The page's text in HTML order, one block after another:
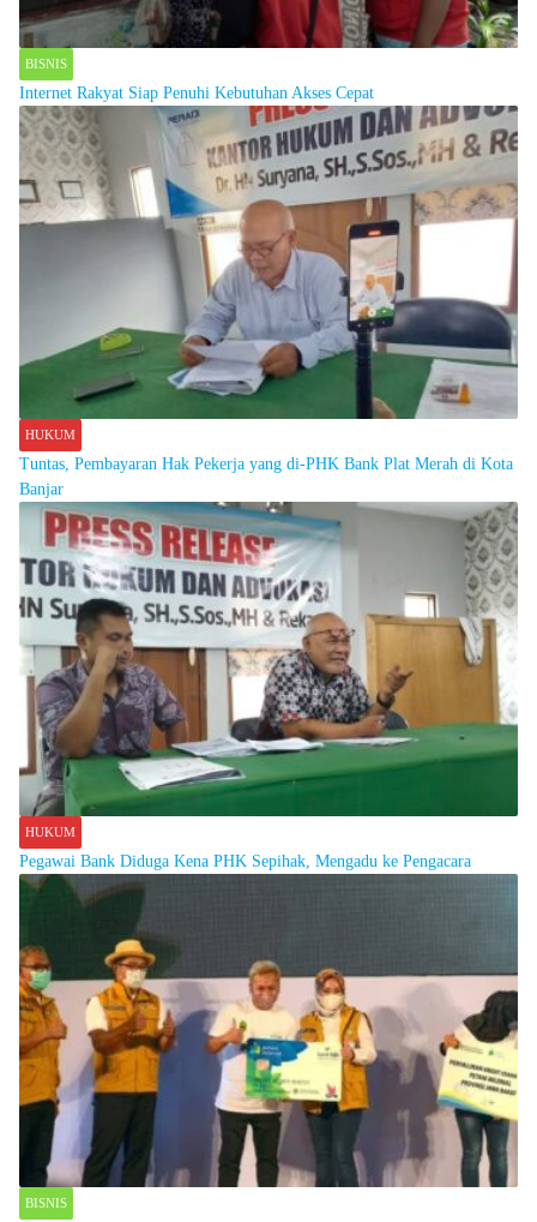
BISNIS
Internet Rakyat Siap Penuhi Kebutuhan Akses Cepat
HUKUM
Tuntas, Pembayaran Hak Pekerja yang di-PHK Bank Plat Merah di Kota
Banjar
HUKUM
Pegawai Bank Diduga Kena PHK Sepihak, Mengadu ke Pengacara
BISNIS